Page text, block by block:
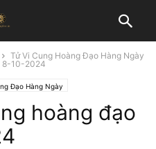
Tử Vi Cung Hoàng Đạo Hàng Ngày
8-10-2024
Đạo Hàng Ngày
hoàng đạo